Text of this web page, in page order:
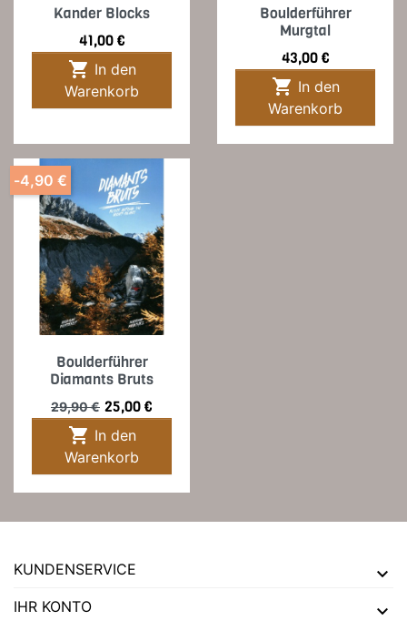
Kander Blocks
Preis
41,00 €

Warenkorb
Boulderführer
Murgtal
Preis
43,00 €

Warenkorb
Boulderführer
Diamants Bruts
Verkaufspreis
29,90 € Preis
25,00 €

Warenkorb
-4,90 €
KUNDENSERVICE
IHR KONTO